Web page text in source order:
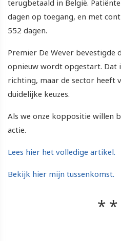
terugbetaald in België.
dagen op toegang, en met
552 dagen.
Premier De Wever
opnieuw wordt opgestart. Dat
richting, maar de sector heeft
duidelijke keuzes.
Als we onze koppositie willen
actie.
Lees hier het volledige artikel.
Bekijk hier mijn tussenkomst.